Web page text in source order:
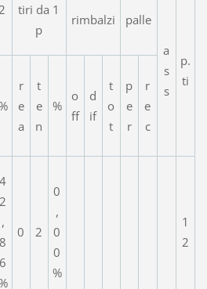
tiri da 1
p
rimbalzi
palle
a
s
s
p.
ti
r
e
a
t
e
n
%
o
ff
d
if
t
o
t
p
e
r
r
e
c
4
2
,
8
6
0 2
0
,
0
0
%
1
2